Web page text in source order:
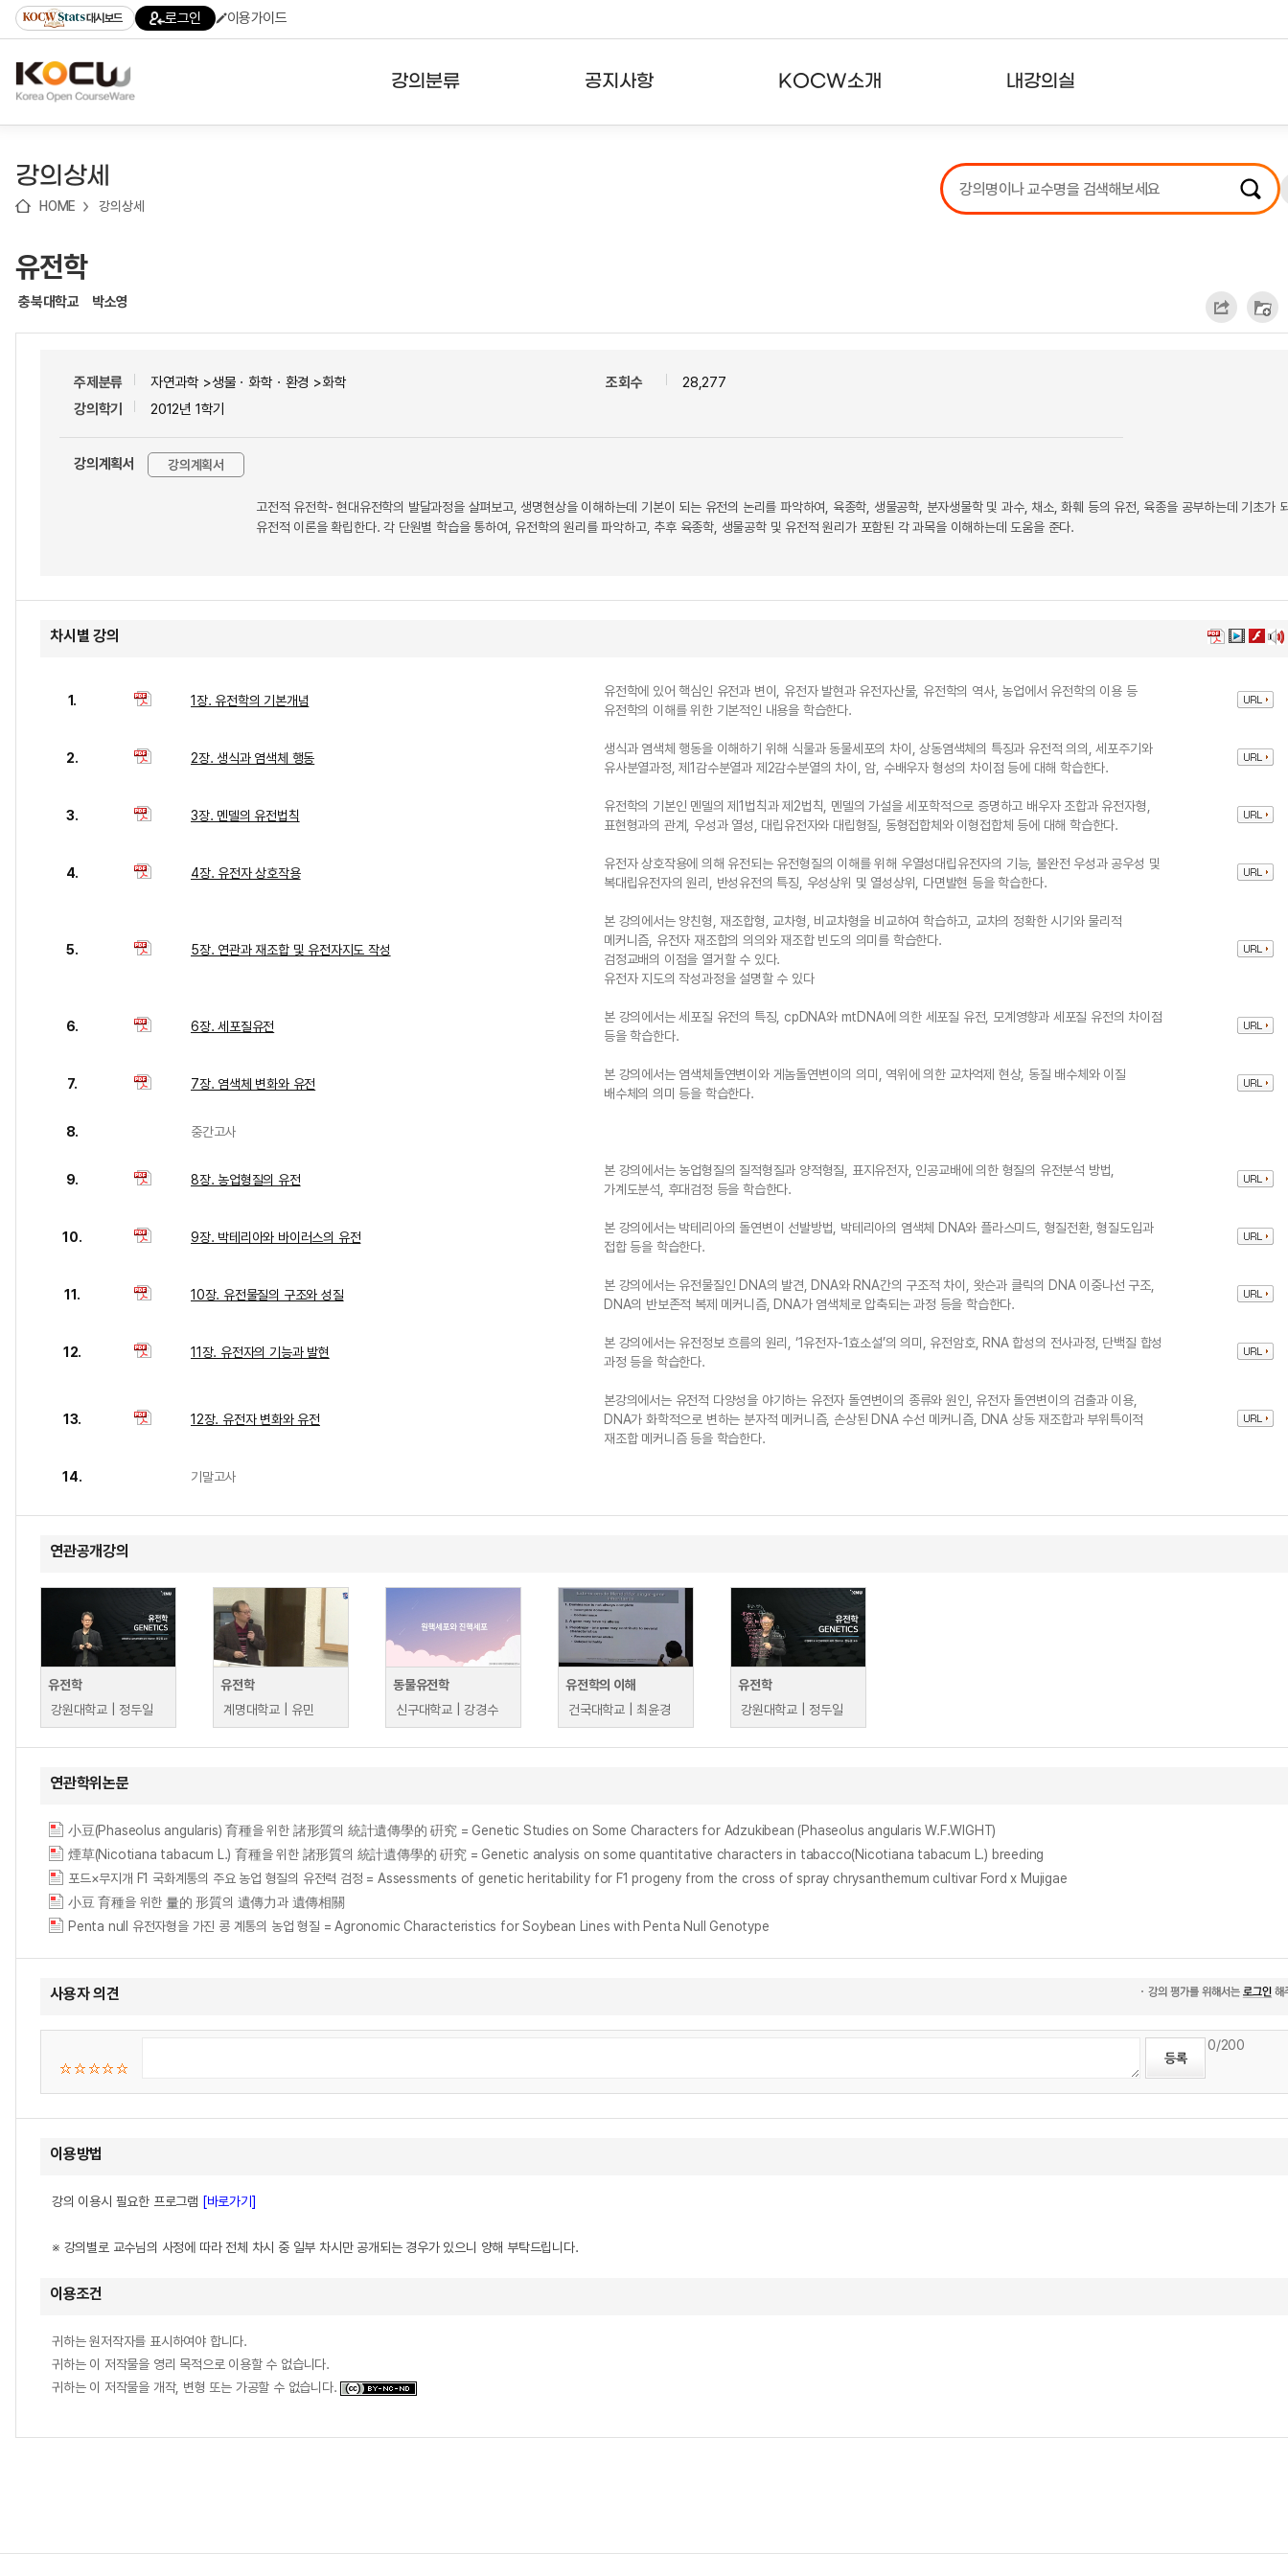
기
기
기
content)
가
대시보드 로그인 이용가이드
강의분류 공지사항 KOCW소개 내강의실
강의리스트
수강확인증강의
강의상세
HOME 강의상세
유전학
충북대학교 박소영
주제분류
자연과학 >생물ㆍ화학ㆍ환경 >화학
강의학기
2012년 1학기
조회수 28,277
강의계획서 강의계획서
고전적 유전학- 현대유전학의 발달과정을 살펴보고, 생명현상을 이해하는데 기본이 되는 유전의 논리를 파악하여, 육종학, 생물공학, 분자생물학 및 과수, 채소, 화훼 등의 유전, 육종을 공부하는데 기초가
유전적 이론을 확립한다. 각 단원별 학습을 통하여, 유전학의 원리를 파악하고, 추후 육종학, 생물공학 및 유전적 원리가 포함된 각 과목을 이해하는데 도움을 준다.
차시별 강의
1. 1장. 유전학의 기본개념
유전학에 있어 핵심인 유전과 변이, 유전자 발현과 유전자산물, 유전학의 역사, 농업에서 유전학의 이용 등
유전학의 이해를 위한 기본적인 내용을 학습한다.
2. 2장. 생식과 염색체 행동
생식과 염색체 행동을 이해하기 위해 식물과 동물세포의 차이, 상동염색체의 특징과 유전적 의의, 세포주기와
유사분열과정, 제1감수분열과 제2감수분열의 차이, 암, 수배우자 형성의 차이점 등에 대해 학습한다.
3. 3장. 멘델의 유전법칙
유전학의 기본인 멘델의 제1법칙과 제2법칙, 멘델의 가설을 세포학적으로 증명하고 배우자 조합과 유전자형,
표현형과의 관계, 우성과 열성, 대립유전자와 대립형질, 동형접합체와 이형접합체 등에 대해 학습한다.
4. 4장. 유전자 상호작용
유전자 상호작용에 의해 유전되는 유전형질의 이해를 위해 우열성대립유전자의 기능, 불완전 우성과 공우성 및
복대립유전자의 원리, 반성유전의 특징, 우성상위 및 열성상위, 다면발현 등을 학습한다.
5. 5장. 연관과 재조합 및 유전자지도 작성
본 강의에서는 양친형, 재조합형, 교차형, 비교차형을 비교하여 학습하고, 교차의 정확한 시기와 물리적
메커니즘, 유전자 재조합의 의의와 재조합 빈도의 의미를 학습한다.
검정교배의 이점을 열거할 수 있다.
유전자 지도의 작성과정을 설명할 수 있다
6. 6장. 세포질유전
본 강의에서는 세포질 유전의 특징, cpDNA와 mtDNA에 의한 세포질 유전, 모계영향과 세포질 유전의 차이점
등을 학습한다.
7. 7장. 염색체 변화와 유전
본 강의에서는 염색체돌연변이와 게놈돌연변이의 의미, 역위에 의한 교차억제 현상, 동질 배수체와 이질
배수체의 의미 등을 학습한다.
8. 중간고사
9. 8장. 농업형질의 유전
본 강의에서는 농업형질의 질적형질과 양적형질, 표지유전자, 인공교배에 의한 형질의 유전분석 방법,
가계도분석, 후대검정 등을 학습한다.
10. 9장. 박테리아와 바이러스의 유전
본 강의에서는 박테리아의 돌연변이 선발방법, 박테리아의 염색체 DNA와 플라스미드, 형질전환, 형질도입과
접합 등을 학습한다.
11. 10장. 유전물질의 구조와 성질
본 강의에서는 유전물질인 DNA의 발견, DNA와 RNA간의 구조적 차이, 왓슨과 클릭의 DNA 이중나선 구조,
DNA의 반보존적 복제 메커니즘, DNA가 염색체로 압축되는 과정 등을 학습한다.
12. 11장. 유전자의 기능과 발현
본 강의에서는 유전정보 흐름의 원리, ‘1유전자-1효소설’의 의미, 유전암호, RNA 합성의 전사과정, 단백질 합성
과정 등을 학습한다.
13. 12장. 유전자 변화와 유전
본강의에서는 유전적 다양성을 야기하는 유전자 돌연변이의 종류와 원인, 유전자 돌연변이의 검출과 이용,
DNA가 화학적으로 변하는 분자적 메커니즘, 손상된 DNA 수선 메커니즘, DNA 상동 재조합과 부위특이적
재조합 메커니즘 등을 학습한다.
14. 기말고사
연관공개강의
유전학
강원대학교 | 정두일
유전학
계명대학교 | 유민
동물유전학
신구대학교 | 강경수
유전학의 이해
건국대학교 | 최윤경
유전학
강원대학교 | 정두일
연관학위논문
小豆(Phaseolus angularis) 育種을 위한 諸形質의 統計遺傳學的 硏究 = Genetic Studies on Some Characters for Adzukibean (Phaseolus angularis W.F.WIGHT)
煙草(Nicotiana tabacum L.) 育種을 위한 諸形質의 統計遺傳學的 硏究 = Genetic analysis on some quantitative characters in tabacco(Nicotiana tabacum L.) breeding
포드×무지개 F1 국화계통의 주요 농업 형질의 유전력 검정 = Assessments of genetic heritability for F1 progeny from the cross of spray chrysanthemum cultivar Ford x Mujigae
小豆 育種을 위한 量的 形質의 遺傳力과 遺傳相關
Penta null 유전자형을 가진 콩 계통의 농업 형질 = Agronomic Characteristics for Soybean Lines with Penta Null Genotype
사용자 의견
0/200
이용방법
강의 이용시 필요한 프로그램 [바로가기]
※ 강의별로 교수님의 사정에 따라 전체 차시 중 일부 차시만 공개되는 경우가 있으니 양해 부탁드립니다.
이용조건
귀하는 원저작자를 표시하여야 합니다.
귀하는 이 저작물을 영리 목적으로 이용할 수 없습니다.
귀하는 이 저작물을 개작, 변형 또는 가공할 수 없습니다.